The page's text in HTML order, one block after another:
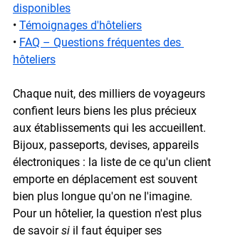
disponibles
• Témoignages d'hôteliers
• FAQ – Questions fréquentes des
hôteliers
Chaque nuit, des milliers de voyageurs
confient leurs biens les plus précieux
aux établissements qui les accueillent.
Bijoux, passeports, devises, appareils
électroniques : la liste de ce qu'un client
emporte en déplacement est souvent
bien plus longue qu'on ne l'imagine.
Pour un hôtelier, la question n'est plus
de savoir si il faut équiper ses